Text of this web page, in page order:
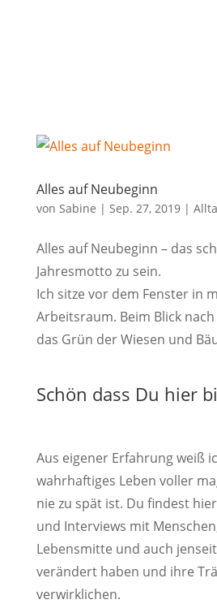
Alles auf Neubeginn
von Sabine | Sep. 27, 2019|
Alles auf Neubeginn – das
Jahresmotto zu sein.
Ich sitze vor dem Fenster in
Arbeitsraum. Beim Blick
das Grün der Wiesen und
Schön dass Du hier
Aus eigener Erfahrung weiß
wahrhaftiges Leben voller
nie zu spät ist. Du findest
und Interviews mit
Lebensmitte und auch
verändert haben und ihre
verwirklichen.